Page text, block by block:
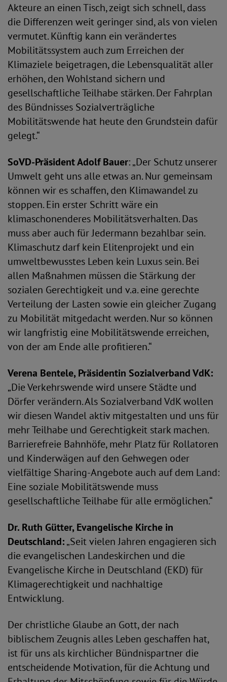
Akteure an einen Tisch, zeigt sich schnell, dass
die Differenzen weit geringer sind, als von vielen
vermutet. Künftig kann ein verändertes
Mobilitätssystem auch zum Erreichen der
Klimaziele beigetragen, die Lebensqualität aller
erhöhen, den Wohlstand sichern und
gesellschaftliche Teilhabe stärken. Der Fahrplan
des Bündnisses Sozialverträgliche
Mobilitätswende hat heute den Grundstein dafür
gelegt.“
SoVD-Präsident Adolf Bauer: „Der Schutz unserer
Umwelt geht uns alle etwas an. Nur gemeinsam
können wir es schaffen, den Klimawandel zu
stoppen. Ein erster Schritt wäre ein
klimaschonenderes Mobilitätsverhalten. Das
muss aber auch für Jedermann bezahlbar sein.
Klimaschutz darf kein Elitenprojekt und ein
umweltbewusstes Leben kein Luxus sein. Bei
allen Maßnahmen müssen die Stärkung der
sozialen Gerechtigkeit und v.a. eine gerechte
Verteilung der Lasten sowie ein gleicher Zugang
zu Mobilität mitgedacht werden. Nur so können
wir langfristig eine Mobilitätswende erreichen,
von der am Ende alle profitieren.“
Verena Bentele, Präsidentin Sozialverband VdK:
„Die Verkehrswende wird unsere Städte und
Dörfer verändern. Als Sozialverband VdK wollen
wir diesen Wandel aktiv mitgestalten und uns für
mehr Teilhabe und Gerechtigkeit stark machen.
Barrierefreie Bahnhöfe, mehr Platz für Rollatoren
und Kinderwägen auf den Gehwegen oder
vielfältige Sharing-Angebote auch auf dem Land:
Eine soziale Mobilitätswende muss
gesellschaftliche Teilhabe für alle ermöglichen.“
Dr. Ruth Gütter, Evangelische Kirche in
Deutschland:„Seit vielen Jahren engagieren sich
die evangelischen Landeskirchen und die
Evangelische Kirche in Deutschland (EKD) für
Klimagerechtigkeit und nachhaltige
Entwicklung.
Der christliche Glaube an Gott, der nach
biblischem Zeugnis alles Leben geschaffen hat,
ist für uns als kirchlicher Bündnispartner die
entscheidende Motivation, für die Achtung und